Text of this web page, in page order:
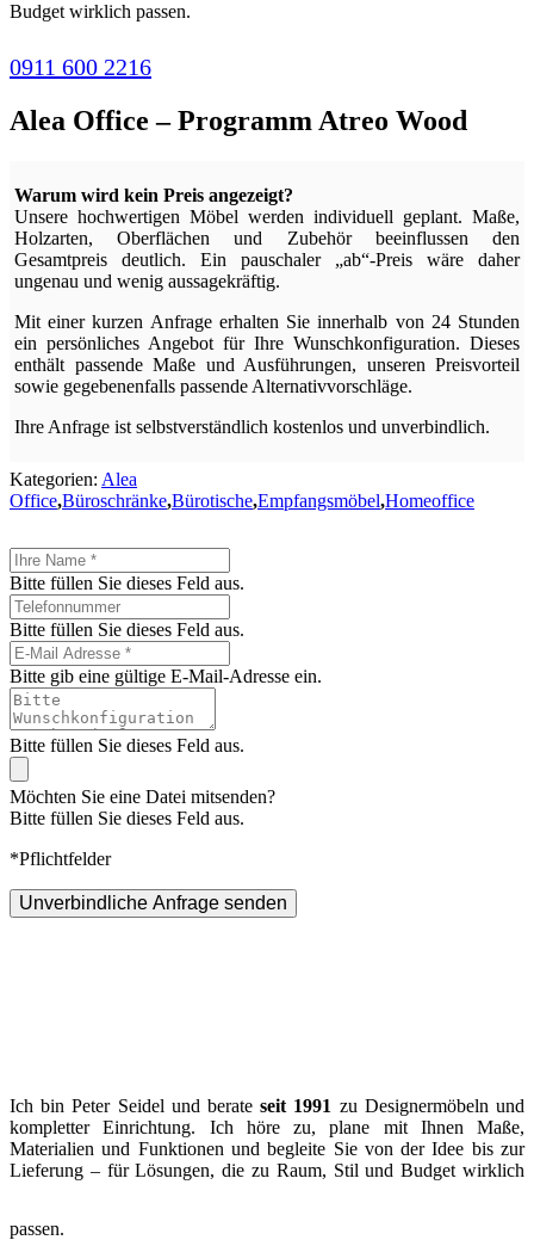
Budget wirklich passen.
0911 600 2216
Alea Office – Programm Atreo Wood
Warum wird kein Preis angezeigt?
Unsere hochwertigen Möbel werden individuell geplant. Maße,
Holzarten, Oberflächen und Zubehör beeinflussen den
Gesamtpreis deutlich. Ein pauschaler „ab“-Preis wäre daher
ungenau und wenig aussagekräftig.
Mit einer kurzen Anfrage erhalten Sie innerhalb von 24 Stunden
ein persönliches Angebot für Ihre Wunschkonfiguration. Dieses
enthält passende Maße und Ausführungen, unseren Preisvorteil
sowie gegebenenfalls passende Alternativvorschläge.
Ihre Anfrage ist selbstverständlich kostenlos und unverbindlich.
Kategorien: Alea
Office,Büroschränke,Bürotische,Empfangsmöbel,Homeoffice
Bitte füllen Sie dieses Feld aus.
Bitte füllen Sie dieses Feld aus.
Bitte gib eine gültige E-Mail-Adresse ein.
Bitte füllen Sie dieses Feld aus.
Möchten Sie eine Datei mitsenden?
Bitte füllen Sie dieses Feld aus.
*Pflichtfelder
Unverbindliche Anfrage senden
Ich bin Peter Seidel und berateseit 1991 zu Designermöbeln und
kompletter Einrichtung. Ich höre zu, plane mit Ihnen Maße,
Materialien und Funktionen und begleite Sie von der Idee bis zur
Lieferung – für Lösungen, die zu Raum, Stil und Budget wirklich
passen.